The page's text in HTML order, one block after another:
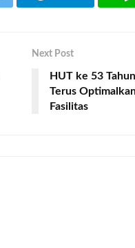
Next Post
HUT ke 53
Terus
Fasilitas